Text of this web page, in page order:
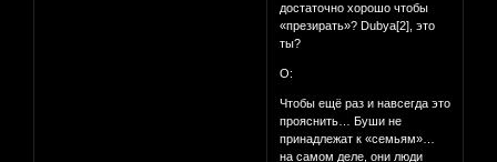
достаточно хорошо чтобы
«презирать»? Dubya[2], это
ты?
О:
Чтобы ещё раз и навсегда это
прояснить… Буши не
принадлежат к «семьям»…
на самом деле, они люди